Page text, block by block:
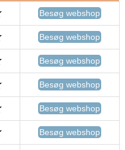
Besøg webshop
Besøg webshop
Besøg webshop
Besøg webshop
Besøg webshop
Besøg webshop